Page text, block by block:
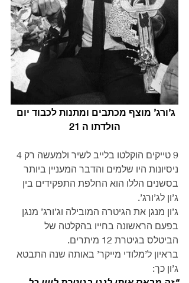
ג’ורג’ מוצף מכתבים ומתנות לכבוד יום
הולדתו ה 21
ניסיונות היו שלמים והדבר המעניין ביותר
בסשנים הללו הוא החלפת התפקידים בין
ג’ון לג’ורג’.
ג’ון מנגן את הגיטרה המובילה וג’ורג’ מנגן
בפעם הראשונה בחייו בהקלטה של
הביטלס בגיטרת 12 מיתרים.
בראיון ל’מלודי מייקר’ באותה שנה התבטא
ג’ון כך: